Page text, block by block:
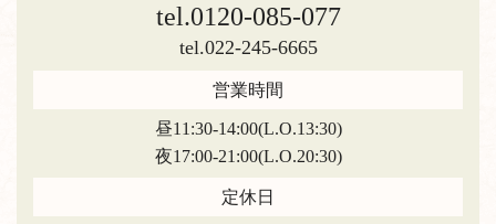
tel.0120-085-077
tel.022-245-6665
営業時間
昼11:30-14:00(L.O.13:30)
夜17:00-21:00(L.O.20:30)
定休日